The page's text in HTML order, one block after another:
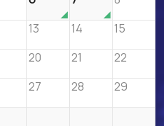
13 14
15
20 21
22
27 28
29